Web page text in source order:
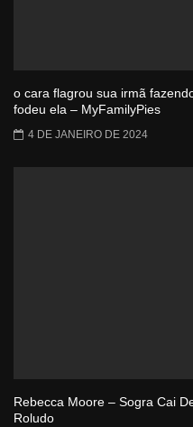
o cara flagrou sua irmã
fodeu ela – MyFamilyPies
4 DE JANEIRO DE 2024
Rebecca Moore – Sogra Cai
Roludo